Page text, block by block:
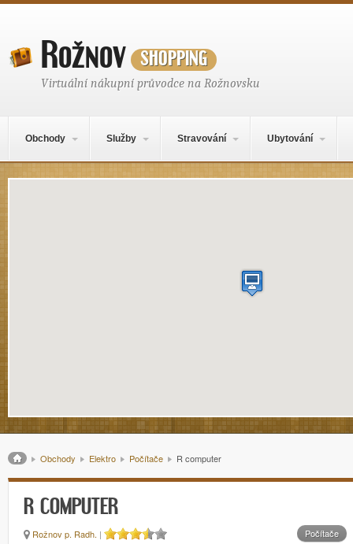
Rožnovshopping
Virtuální nákupní průvodce na Rožnovsku
Obchody Služby Stravování Ubytování
Místo
Drobečková navigace
Obchody Elektro Počítače R computer
R COMPUTER
Rožnov p. Radh. | Počítače